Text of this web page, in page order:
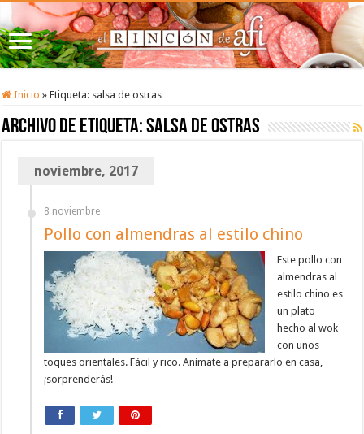
Inicio » Etiqueta: salsa de ostras
Archivo de etiqueta:salsa de ostras
noviembre, 2017
8 noviembre
Pollo con almendras al estilo chino
Este pollo con
almendras al
estilo chino es
un plato
hecho al wok
con unos
toques orientales. Fácil y rico. Anímate a prepararlo en casa,
¡sorprenderás!